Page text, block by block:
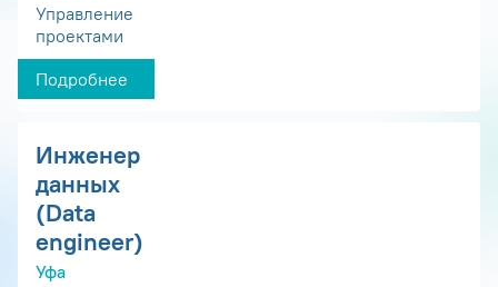
Управление
проектами
Подробнее
Инженер
данных
(Data
engineer)
Уфа